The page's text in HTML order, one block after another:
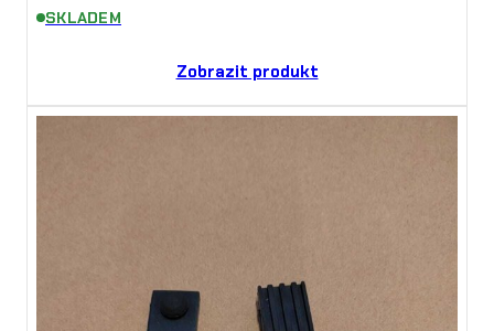
SKLADEM
Zobrazit produkt